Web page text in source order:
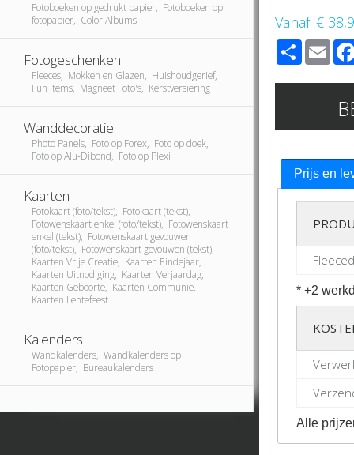
Fotoboeken op gedrukt papier, Fotoboeken op
fotopapier, Color Albums
Fotogeschenken
Fleeces, Mokken en Glazen, Huishoudgerief,
Fun Items, Magneet Foto's, Kerstversiering
Wanddecoratie
Photo Panels, Foto op Forex, Foto op doek,
Foto op Alu-Dibond, Foto op Plexi
Kaarten
Fotokaart (foto/tekst), Fotokaart (tekst),
Fotowenskaart enkel (foto/tekst), Fotowenskaart
enkel (tekst), Fotowenskaart gevouwen
(foto/tekst), Fotowenskaart gevouwen (tekst),
Kaarten Vrije Creatie, Kaarten Eindejaar,
Kaarten Uitnodiging, Kaarten Verjaardag,
Kaarten Geboorte, Kaarten Communie,
Kaarten Lentefeest
Kalenders
Wandkalenders, Wandkalenders op
Fotopapier, Bureaukalenders
Vanaf:€
Share
Prijs en
* +2
Alle